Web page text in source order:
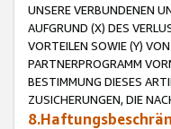
UNSERE VERBUNDENEN
AUFGRUND (X) DES
VORTEILEN SOWIE (Y)
PARTNERPROGRAMM
BESTIMMUNG DIESES
ZUSICHERUNGEN, DIE